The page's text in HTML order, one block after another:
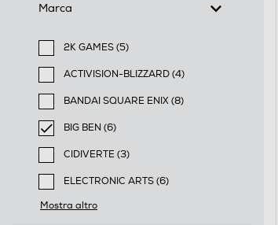
Marca
2K GAMES (5)
Filtra per Marca: 2K GAMES
ACTIVISION-BLIZZARD (4)
Filtra per Marca: ACTIVISION-BLIZZARD
BANDAI SQUARE ENIX (8)
Filtra per Marca: BANDAI SQUARE ENIX
BIG BEN (6)
selected Filtro applicato per Marca: BIG
CIDIVERTE (3)
Filtra per Marca: CIDIVERTE
ELECTRONIC ARTS (6)
Filtra per Marca: ELECTRONIC ARTS
Mostra altro